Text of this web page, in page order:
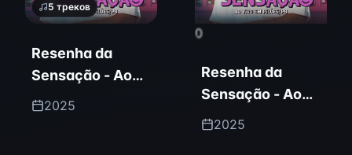
5 треков
Resenha da
Sensação - Ao
Vivo em
2025
0
Resenha da
Sensação - Ao
Vivo em
2025